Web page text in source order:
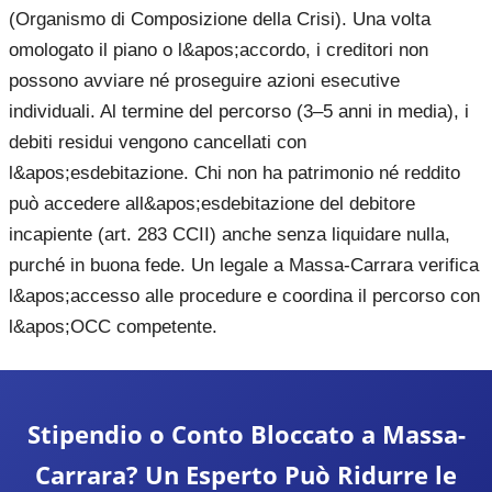
(Organismo di Composizione della Crisi). Una volta
omologato il piano o l&apos;accordo, i creditori non
possono avviare né proseguire azioni esecutive
individuali. Al termine del percorso (3–5 anni in media), i
debiti residui vengono cancellati con
l&apos;esdebitazione. Chi non ha patrimonio né reddito
può accedere all&apos;esdebitazione del debitore
incapiente (art. 283 CCII) anche senza liquidare nulla,
purché in buona fede. Un legale a Massa-Carrara verifica
l&apos;accesso alle procedure e coordina il percorso con
l&apos;OCC competente.
Stipendio o Conto Bloccato a Massa-
Carrara? Un Esperto Può Ridurre le